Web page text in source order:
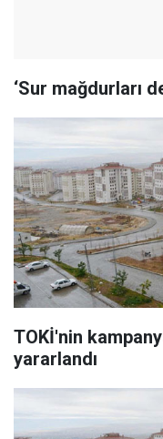
‘Sur mağdurları
TOKİ'nin
yararlandı